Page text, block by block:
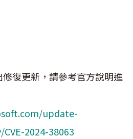
復更新，請參考官方說明進
update-
2024-38063